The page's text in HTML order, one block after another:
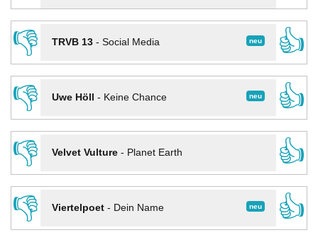
👎
neu
TRVB 13- Social Media
👍
👎
neu
Uwe Höll - Keine Chance
👍
👎
Velvet Vulture- Planet Earth
👍
👎
neu
Viertelpoet- Dein Name
👍